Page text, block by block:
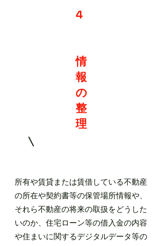
4
情
報
の
整
理
所有や賃貸または賃借している不動産
の所在や契約書等の保管場所情報や、
それら不動産の将来の取扱をどうした
いのか、住宅ローン等の借入金の内容
や住まいに関するデジタルデータ等の